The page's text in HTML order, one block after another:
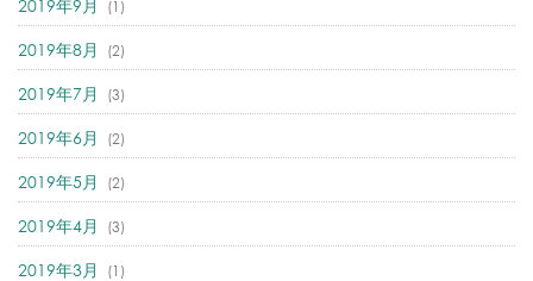
2019年9月 (1)
2019年8月 (2)
2019年7月 (3)
2019年6月 (2)
2019年5月 (2)
2019年4月 (3)
2019年3月 (1)